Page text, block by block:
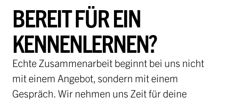
BEREIT FÜR EIN
KENNENLERNEN?
Echte Zusammenarbeit beginnt bei uns nicht
mit einem Angebot, sondern mit einem
Gespräch. Wir nehmen uns Zeit für deine